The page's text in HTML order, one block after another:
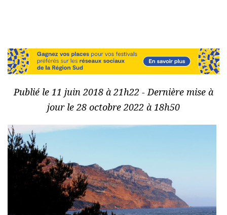
Publié le 11 juin 2018 à 21h22 - Dernière mise à
jour le 28 octobre 2022 à 18h50